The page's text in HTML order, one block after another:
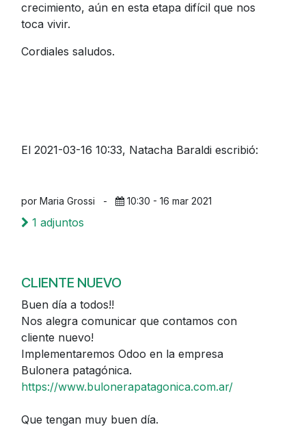
crecimiento, aún en esta etapa difícil que nos
toca vivir.
Cordiales saludos.
El 2021-03-16 10:33, Natacha Baraldi escribió:
por Maria Grossi - 10:30 - 16 mar 2021
1 adjuntos
CLIENTE NUEVO
Buen día a todos!!
Nos alegra comunicar que contamos con
cliente nuevo!
Implementaremos Odoo en la empresa
Bulonera patagónica.
https://www.bulonerapatagonica.com.ar/
Que tengan muy buen día.